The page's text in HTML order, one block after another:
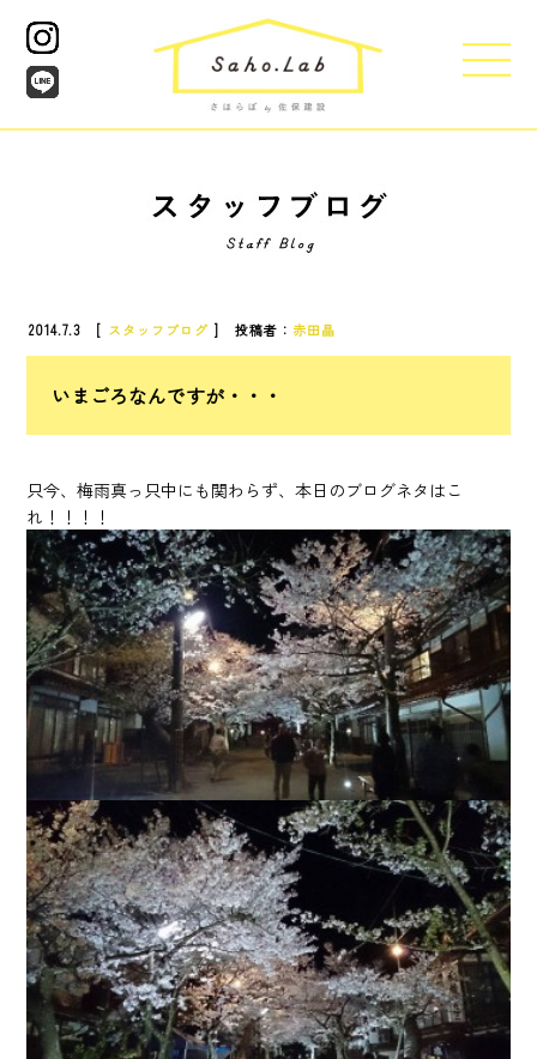
2014.7.3 [ スタッフブログ ] 投稿者： 赤田晶
いまごろなんですが・・・
只今、梅雨真っ只中にも関わらず、本日のブログネタはこ
れ！！！！